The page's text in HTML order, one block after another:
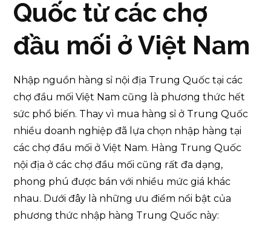
Quốc từ các chợ
đầu mối ở Việt Nam
Nhập nguồn hàng sỉ nội địa Trung Quốc tại các
chợ đầu mối Việt Nam cũng là phương thức hết
sức phổ biến. Thay vì mua hàng sỉ ở Trung Quốc
nhiều doanh nghiệp đã lựa chọn nhập hàng tại
các chợ đầu mối ở Việt Nam. Hàng Trung Quốc
nội địa ở các chợ đầu mối cũng rất đa dạng,
phong phú được bán với nhiều mức giá khác
nhau. Dưới đây là những ưu điểm nổi bật của
phương thức nhập hàng Trung Quốc này: